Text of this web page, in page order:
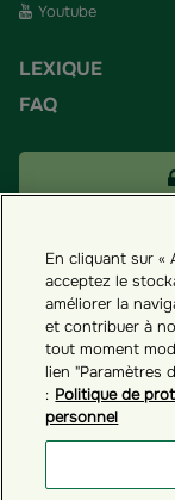
Youtube
LEXIQUE
FAQ
En cliquant sur «
acceptez le
améliorer la
et contribuer à
tout moment
lien "Paramètres
: Politique de
personnel